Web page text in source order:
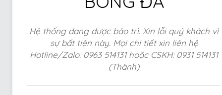
Hệ thống đang được bảo trì. Xin lỗi quý khách vì
sự bất tiện này. Mọi chi tiết xin liên hệ
Hotline/Zalo: 0963 514131 hoặc CSKH: 0931 514131
(Thành)